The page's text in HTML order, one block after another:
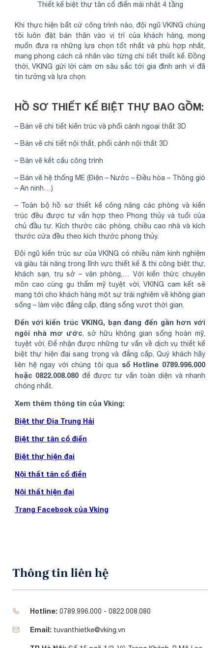
Thiết kế biệt thự tân cổ điển mái nhật 4 tầng
Khi thực hiện bất cứ công trình nào, đội ngũ VKING chúng
tôi luôn đặt bản thân vào vị trí của khách hàng, mong
muốn đưa ra những lựa chọn tốt nhất và phù hợp nhất,
mang phong cách cá nhân vào từng chi tiết thiết kế. Đồng
thời, VKING gửi lời cảm ơn sâu sắc tới gia đình anh vì đã
tin tưởng và lựa chọn.
HỒ SƠ THIẾT KẾ BIỆT THỰ BAO GỒM:
– Bản vẽ chi tiết kiến trúc và phối cảnh ngoại thất 3D
– Bản vẽ chi tiết nội thất, phối cảnh nội thất 3D
– Bản vẽ kết cấu công trình
– Bản vẽ hệ thống ME (Điện – Nước – Điều hòa – Thông gió
– An ninh…)
– Toàn bộ hồ sơ thiết kế công năng các phòng và kiến
trúc đều được tư vấn hợp theo Phong thủy và tuổi của
chủ đầu tư. Kích thước các phòng, chiều cao nhà và kích
thước cửa đều theo kích thước phong thủy.
Đội ngũ kiến trúc sư của VKING có nhiều năm kinh nghiệm
và giàu tài năng trong lĩnh vực thiết kế & thi công biệt thự,
khách sạn, trụ sở – văn phòng,… Với kiến thức chuyên
môn cao cùng gu thẩm mỹ tuyệt vời, VKING cam kết sẽ
mang tới cho khách hàng một sự trải nghiệm về không gian
sống – làm việc đẳng cấp, đáng sống vượt thời gian.
Đến với kiến trúc VKING, bạn đang đến gần hơn với
ngôi nhà mơ ước, sở hữu không gian sống hoàn mỹ,
tuyệt vời. Để nhận được những tư vấn về dịch vụ thiết kế
biệt thự hiện đại sang trọng và đẳng cấp, Quý khách hãy
liên hệ ngay với chúng tôi qua số Hotline 0789.996.000
hoặc 0822.008.080 để được tư vấn toàn diện và nhanh
chóng nhất.
Xem thêm thông tin của Vking:
Biệt thự Địa Trung Hải
Biệt thự tân cổ điển
Biệt thự hiện đại
Nội thất tân cổ điển
Nội thất hiện đại
Trang Facebook của Vking
Thông tin liên hệ
Hotline: 0789.996.000 - 0822.008.080
Email: tuvanthietke@vking.vn